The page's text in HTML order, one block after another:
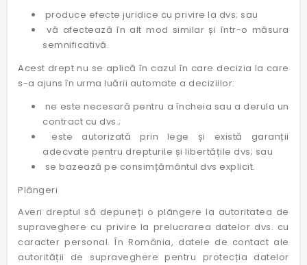
produce efecte juridice cu privire la dvs; sau
vă afectează în alt mod similar și într-o măsura
semnificativă.
Acest drept nu se aplică în cazul în care decizia la care
s-a ajuns în urma luării automate a deciziilor:
ne este necesară pentru a încheia sau a derula un
contract cu dvs.;
este autorizată prin lege și există garanții
adecvate pentru drepturile și libertățile dvs; sau
se bazează pe consimțământul dvs explicit.
Plângeri
Averi dreptul să depuneți o plângere la autoritatea de
supraveghere cu privire la prelucrarea datelor dvs. cu
caracter personal. În România, datele de contact ale
autorității de supraveghere pentru protecția datelor